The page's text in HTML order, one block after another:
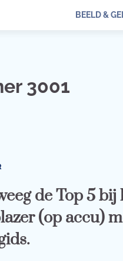
BEELD &
3001
de Top 5
(op accu)